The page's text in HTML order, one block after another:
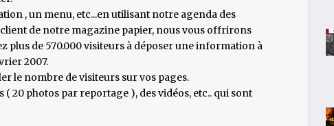
, un menu, etc...en utilisant notre agenda des
de notre magazine papier, nous vous offrirons
plus de 570.000 visiteurs à déposer une information à
2007.
le nombre de visiteurs sur vos pages.
20 photos par reportage ), des vidéos, etc.. qui sont